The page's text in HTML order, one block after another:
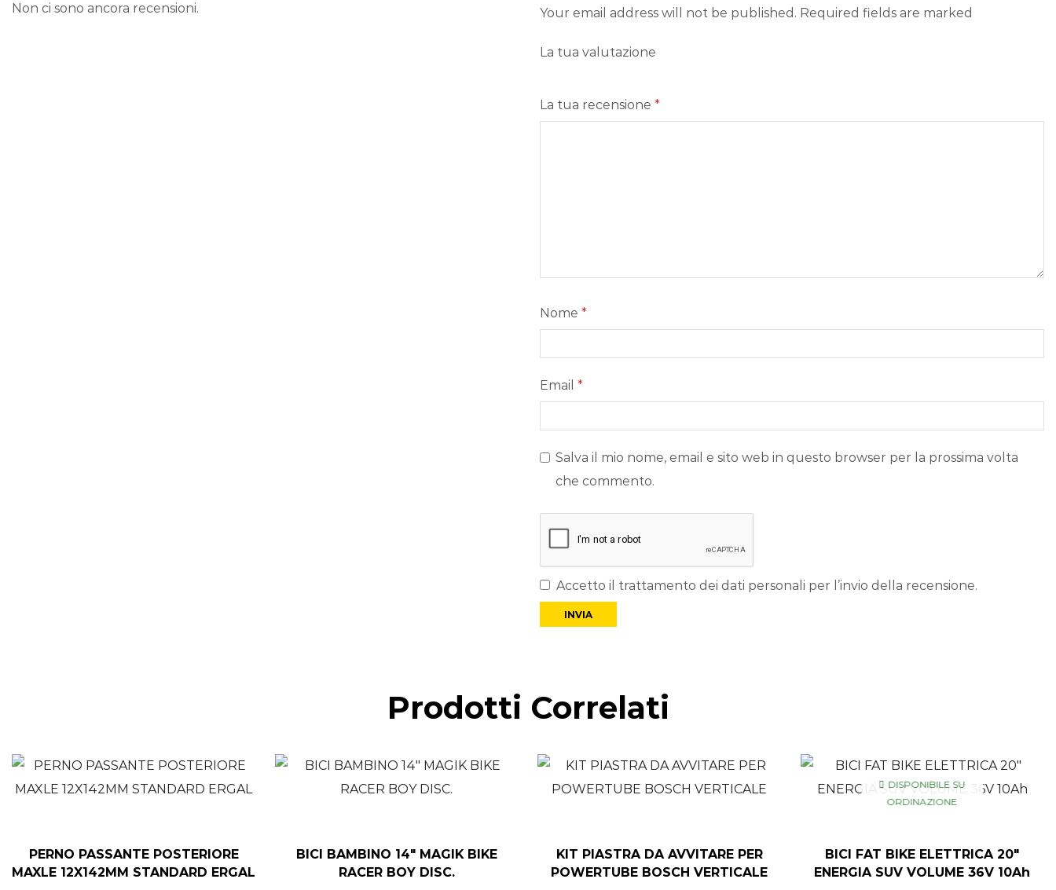
Non ci sono ancora recensioni. Your email address will not be published. Required fields are marked
La tua valutazione
La tua recensione *
Nome *
Email *
Salva il mio nome, email e sito web in questo browser per la prossima volta
che commento.
Accetto il trattamento dei dati personali per l’invio della recensione.
Prodotti Correlati
PERNO PASSANTE POSTERIORE
MAXLE 12X142MM STANDARD ERGAL
BICI BAMBINO 14″ MAGIK BIKE
RACER BOY DISC.
KIT PIASTRA DA AVVITARE PER
POWERTUBE BOSCH VERTICALE
DISPONIBILE SU
ORDINAZIONE
BICI FAT BIKE ELETTRICA 20″
ENERGIA SUV VOLUME 36V 10Ah